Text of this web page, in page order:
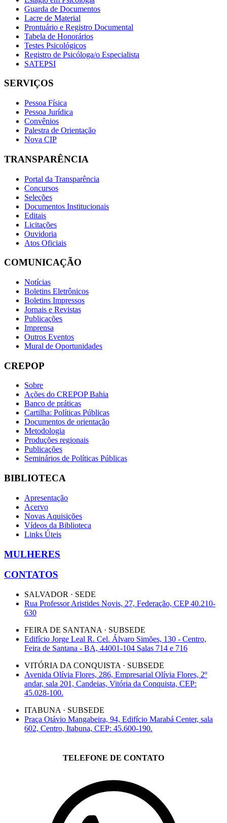
Guarda de Documentos
Lacre de Material
Prontuário e Registro Documental
Tabela de Honorários
Testes Psicológicos
Registro de Psicóloga/o Especialista
SATEPSI
SERVIÇOS
Pessoa Física
Pessoa Jurídica
Convênios
Palestra de Orientação
Nova CIP
TRANSPARÊNCIA
Portal da Transparência
Concursos
Seleções
Documentos Institucionais
Editais
Licitações
Ouvidoria
Atos Oficiais
COMUNICAÇÃO
Notícias
Boletins Eletrônicos
Boletins Impressos
Jornais e Revistas
Publicações
Imprensa
Outros Eventos
Mural de Oportunidades
CREPOP
Sobre
Ações do CREPOP Bahia
Banco de práticas
Cartilha: Políticas Públicas
Documentos de orientação
Metodologia
Produções regionais
Publicações
Seminários de Políticas Públicas
BIBLIOTECA
Apresentação
Acervo
Novas Aquisições
Vídeos da Biblioteca
Links Úteis
MULHERES
CONTATOS
SALVADOR · SEDE
Rua Professor Aristides Novis, 27, Federação, CEP 40.210-
630
FEIRA DE SANTANA · SUBSEDE
Edifício Jorge Leal R. Cel. Álvaro Simões, 130 - Centro,
Feira de Santana - BA, 44001-104 Salas 714 e 716
VITÓRIA DA CONQUISTA · SUBSEDE
Avenida Olívia Flores, 286, Empresarial Olívia Flores, 2º
andar, sala 201, Candeias, Vitória da Conquista, CEP:
45.028-100.
ITABUNA · SUBSEDE
Praça Otávio Mangabeira, 94, Edifício Marabá Center, sala
602, Centro, Itabuna, CEP: 45.600-190.
TELEFONE DE CONTATO